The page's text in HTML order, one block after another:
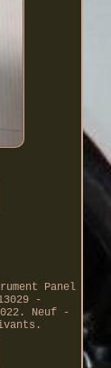
Panel
-
Neuf -